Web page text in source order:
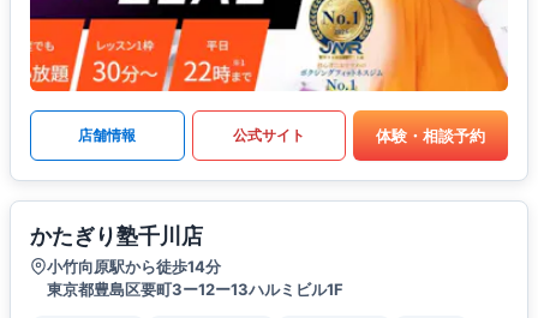
店舗情報 公式サイト 体験・相談予約
かたぎり塾千川店
小竹向原駅から徒歩14分
東京都豊島区要町3ー12ー13ハルミビル1F